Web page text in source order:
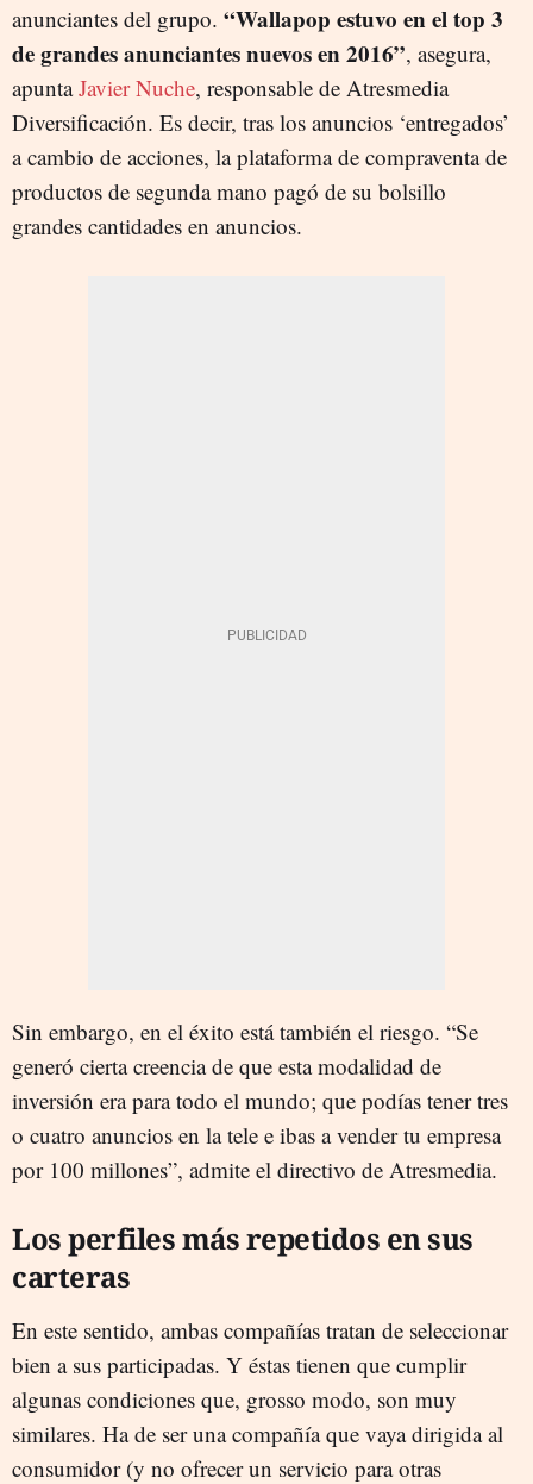
anunciantes del grupo. “Wallapop estuvo en el top 3
de grandes anunciantes nuevos en 2016”, asegura,
apuntaJavier Nuche, responsable de Atresmedia
Diversificación. Es decir, tras los anuncios ‘entregados’
a cambio de acciones, la plataforma de compraventa de
productos de segunda mano pagó de su bolsillo
grandes cantidades en anuncios.
Sin embargo, en el éxito está también el riesgo. “Se
generó cierta creencia de que esta modalidad de
inversión era para todo el mundo; que podías tener tres
o cuatro anuncios en la tele e ibas a vender tu empresa
por 100 millones”, admite el directivo de Atresmedia.
Los perfiles más repetidos en sus
carteras
En este sentido, ambas compañías tratan de seleccionar
bien a sus participadas. Y éstas tienen que cumplir
algunas condiciones que, grosso modo, son muy
similares. Ha de ser una compañía que vaya dirigida al
consumidor (y no ofrecer un servicio para otras